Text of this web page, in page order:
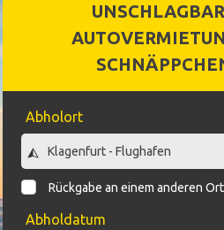
Abholort
Rückgabe an einem anderen Ort
Abholdatum